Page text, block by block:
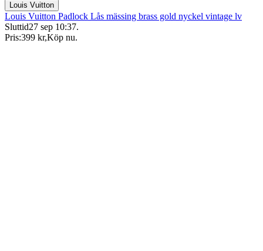
Louis Vuitton
Louis Vuitton Padlock Lås mässing brass gold nyckel vintage lv
Sluttid27 sep 10:37.
Pris:399 kr,Köp nu.